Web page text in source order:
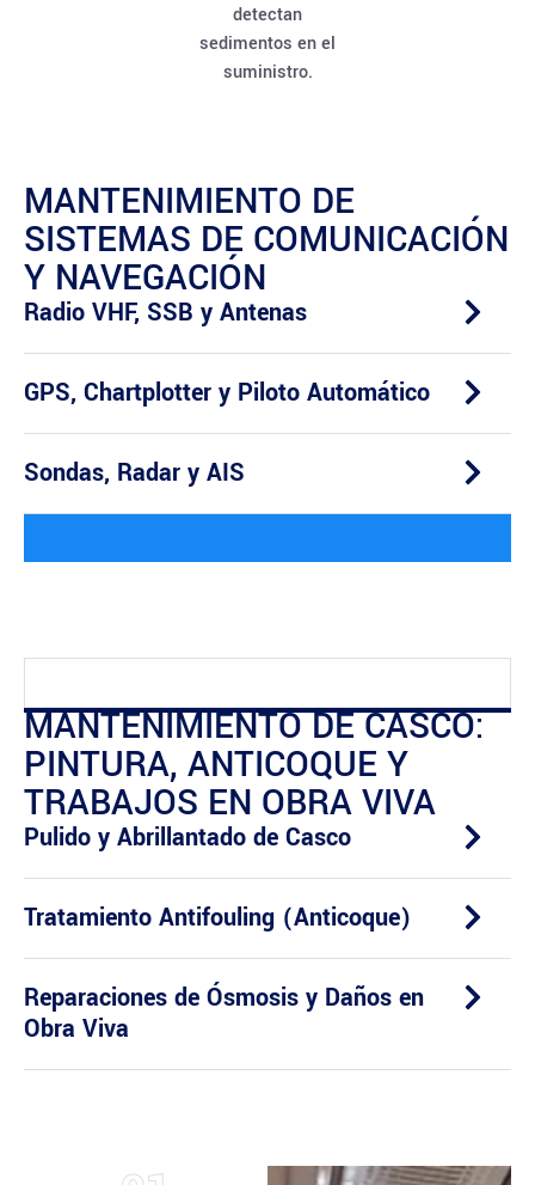
detectan
sedimentos en el
suministro.
MANTENIMIENTO DE
SISTEMAS DE COMUNICACIÓN
Y NAVEGACIÓN
Radio VHF, SSB y Antenas
GPS, Chartplotter y Piloto Automático
Sondas, Radar y AIS
MANTENIMIENTO DE CASCO:
PINTURA, ANTICOQUE Y
TRABAJOS EN OBRA VIVA
Pulido y Abrillantado de Casco
Tratamiento Antifouling (Anticoque)
Reparaciones de Ósmosis y Daños en
Obra Viva